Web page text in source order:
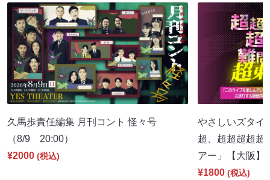
久馬歩責任編集 月刊コント 怪々号
（8/9 20:00）
¥2000 (税込)
やさしいズタイ
超、超超超超超
アー」【大阪
¥1800 (税込)